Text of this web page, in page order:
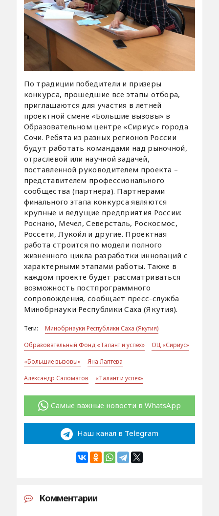
По традиции победители и призеры
конкурса, прошедшие все этапы отбора,
приглашаются для участия в летней
проектной смене «Большие вызовы» в
Образовательном центре «Сириус» города
Сочи. Ребята из разных регионов России
будут работать командами над рыночной,
отраслевой или научной задачей,
поставленной руководителем проекта –
представителем профессионального
сообщества (партнера). Партнерами
финального этапа конкурса являются
крупные и ведущие предприятия России:
Роснано, Мечел, Северсталь, Роскосмос,
Россети, Лукойл и другие. Проектная
работа строится по модели полного
жизненного цикла разработки инноваций с
характерными этапами работы. Также в
каждом проекте будет рассматриваться
возможность постпрограммного
сопровождения, сообщает пресс-служба
Минобрнауки Республики Саха (Якутия).
Теги:
Минобрнауки Республики Саха (Якутия)
Образовательный Фонд «Талант и успех»
ОЦ «Сириус»
«Большие вызовы»
Яна Лаптева
Александр Саломатов
«Талант и успех»
Самые важные новости в WhatsApp
Наш канал в Telegram
Комментарии